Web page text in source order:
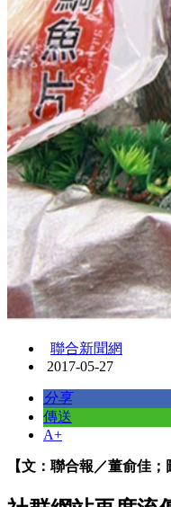
聯合新聞網
2017-05-27
分享
傳送
A+
【文：聯合報／董俞佳；